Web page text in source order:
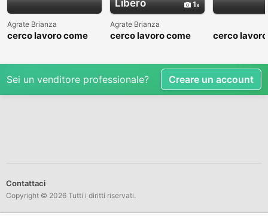
Agrate Brianza
cerco lavoro come
Libero 1
Agrate Brianza
cerco lavoro come
cerco
Sei un venditore professionale? Creare un account
Contattaci
Copyright © 2026 Tutti i diritti riservati.